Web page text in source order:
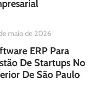
maio de 2026
ERP Para
De Startups No
De São Paulo